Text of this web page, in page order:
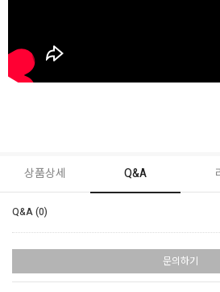
상품상세 Q&A
Q&A (0)
문의하기